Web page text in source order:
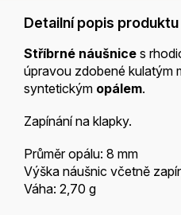
Detailní popis produktu
Stříbrné náušnice s
úpravou zdobené kulatým
syntetickým opálem.
Zapínání na klapky.
Průměr opálu: 8 mm
Výška náušnic včetně
Váha: 2,70 g